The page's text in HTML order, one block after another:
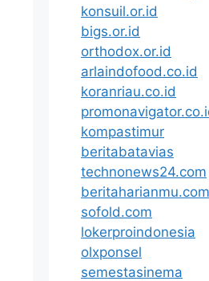
konsuil.or.id
bigs.or.id
orthodox.or.id
arlaindofood.co.id
koranriau.co.id
kompastimur
beritabatavias
technonews24.com
beritaharianmu.com
sofold.com
lokerproindonesia
olxponsel
semestasinema